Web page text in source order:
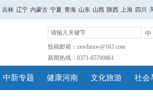
吉林 辽宁 内蒙古 宁夏 青海 山东 山西 陕西 上海 四川
投稿邮箱：zxwhnxw@163.com
新闻热线：0371-65700861
中新专题 健康河南 文化旅游 社会